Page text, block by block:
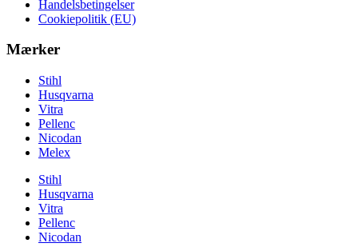
Handelsbetingelser
Cookiepolitik (EU)
Mærker
Stihl
Husqvarna
Vitra
Pellenc
Nicodan
Melex
Stihl
Husqvarna
Vitra
Pellenc
Nicodan